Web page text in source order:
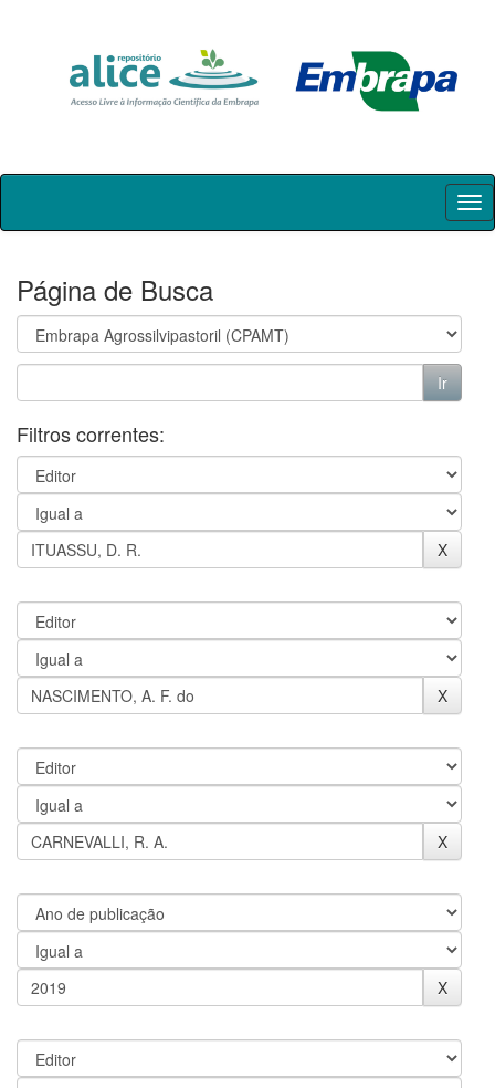
Skip
Página de Busca
Filtros correntes: